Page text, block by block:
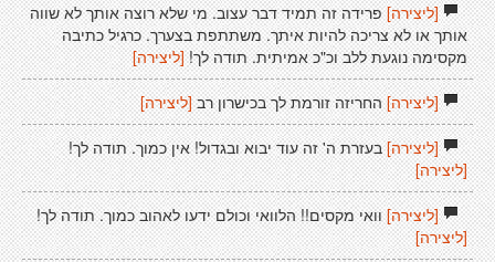
[ליצירה]פרידה זה תמיד דבר עצוב. מי שלא רוצה אותך לא שווה
אותך או לא צריכה להיות איתך. משתתפת בצערך. כרגיל כתיבה
מקסימה נוגעת ללב וכ"כ אמיתית. תודה לך! [ליצירה]
[ליצירה]החריזה זורמת לך בכישרון רב [ליצירה]
[ליצירה]בעזרת ה' זה עוד יבוא ובגדול! אין כמוך. תודה לך!
[ליצירה]
[ליצירה]וואי מקסים!! הלוואי וכולם ידעו לאהוב כמוך. תודה לך!
[ליצירה]